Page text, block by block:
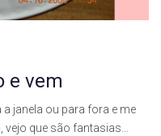
e vem
a janela ou para fora e me
vejo que são fantasias…